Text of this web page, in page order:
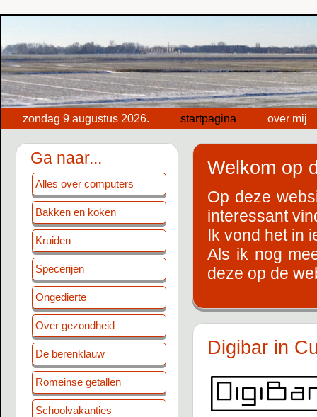
zondag 9 augustus 2026. startpagina over mij
Ga naar...
Alles over computers
Bakken en koken
Kruiden
Specerijen
Ongedierte
Over gezondheid
De berenklauw
Romeinse getallen
Schoolvakanties
Welkom op
Op deze
interessant
Ik vond het in
Als ik nog
deze op de
Digibar in